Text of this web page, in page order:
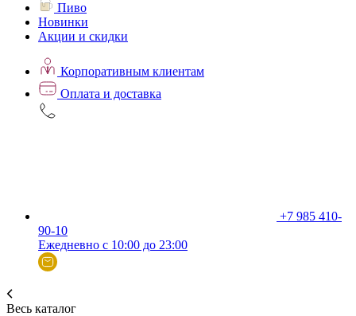
Пиво
Новинки
Акции и скидки
Корпоративным клиентам
Оплата и доставка
+7 985 410-
90-10
Ежедневно с 10:00 до 23:00
Весь каталог